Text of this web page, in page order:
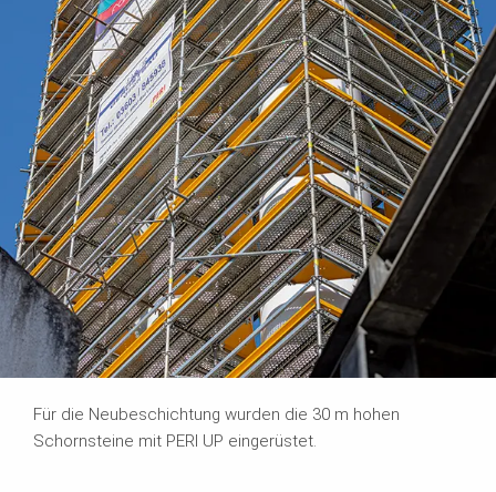
Für die Neubeschichtung wurden die 30 m hohen
Schornsteine mit PERI UP eingerüstet.